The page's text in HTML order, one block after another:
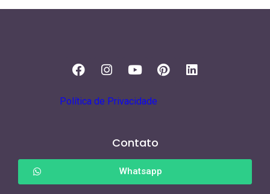
Política de Privacidade
Contato
Whatsapp